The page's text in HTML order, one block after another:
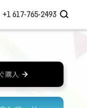
+1 617-765-2493